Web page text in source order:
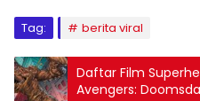
Tag: berita viral
Daftar Film
Avengers: